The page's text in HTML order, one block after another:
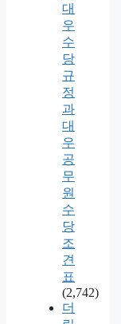
대
우
수
당
규
정
과
대
우
공
무
원
수
당
조
견
표
(2,742)
더